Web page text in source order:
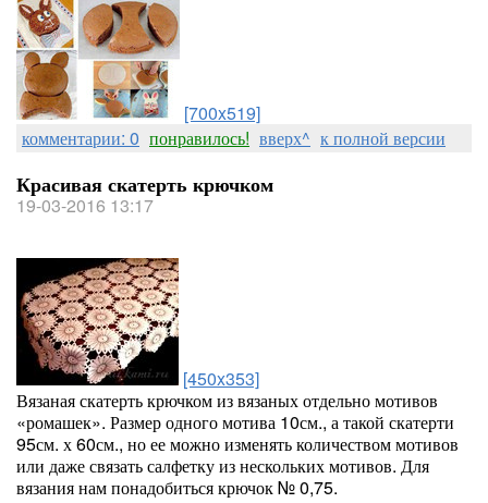
[700x519]
комментарии: 0 понравилось! вверх^ к полной версии
Красивая скатерть крючком
19-03-2016 13:17
[450x353]
Вязаная скатерть крючком из вязаных отдельно мотивов
«ромашек». Размер одного мотива 10см., а такой скатерти
95см. х 60см., но ее можно изменять количеством мотивов
или даже связать салфетку из нескольких мотивов. Для
вязания нам понадобиться крючок № 0,75.